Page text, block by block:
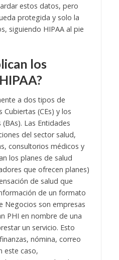
estos datos, pero
protegida y solo la
siguiendo HIPAA al pie
los
a dos tipos de
(CEs) y los
Las Entidades
del sector salud,
consultorios médicos y
los planes de salud
que ofrecen planes)
de salud que
de un formato
Negocios son empresas
PHI en nombre de una
un servicio. Esto
nómina, correo
este caso,